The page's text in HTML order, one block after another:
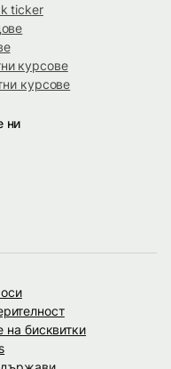
ticker
курсове
курсове
ни
на бисквитки